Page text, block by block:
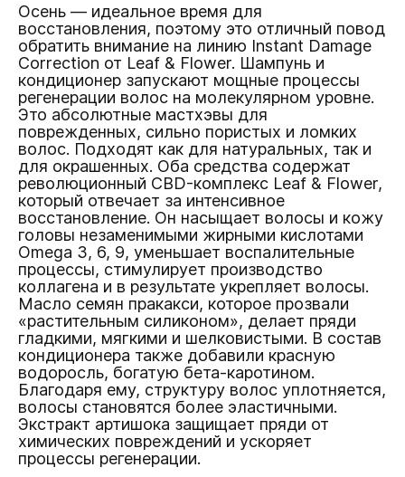
Осень — идеальное время для
восстановления, поэтому это отличный повод
обратить внимание на линию Instant Damage
Correction от Leaf & Flower. Шампунь и
кондиционер запускают мощные процессы
регенерации волос на молекулярном уровне.
Это абсолютные мастхэвы для
поврежденных, сильно пористых и ломких
волос. Подходят как для натуральных, так и
для окрашенных. Оба средства содержат
революционный CBD-комплекс Leaf & Flower,
который отвечает за интенсивное
восстановление. Он насыщает волосы и кожу
головы незаменимыми жирными кислотами
Omega 3, 6, 9, уменьшает воспалительные
процессы, стимулирует производство
коллагена и в результате укрепляет волосы.
Масло семян пракакси, которое прозвали
«растительным силиконом», делает пряди
гладкими, мягкими и шелковистыми. В состав
кондиционера также добавили красную
водоросль, богатую бета-каротином.
Благодаря ему, структуру волос уплотняется,
волосы становятся более эластичными.
Экстракт артишока защищает пряди от
химических повреждений и ускоряет
процессы регенерации.